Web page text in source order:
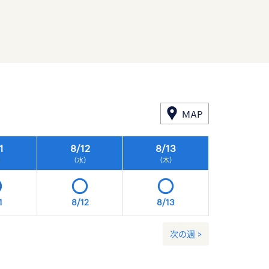
MAP
8/12
（水）
8/13
（木）
8/12 8/13
次の週 >